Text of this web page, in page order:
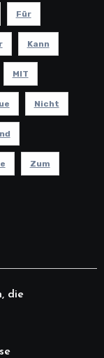
Für
Kann
MIT
Nicht
Zum
die